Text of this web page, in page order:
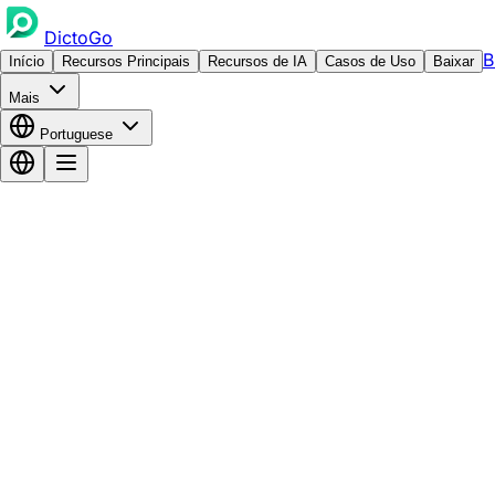
DictoGo
Início Recursos Principais Recursos de IA Casos de Uso Baixar
Mais
Portuguese